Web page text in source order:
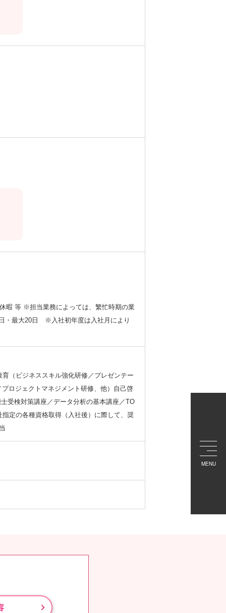
MENU
暇 等 ※担当業務によっては、繁忙時期の業
・最大20日 ※入社初年度は入社月により
（ビジネススキル強化研修／プレゼンテー
ロジェクトマネジメント研修、他）自己啓
受検対策講座／データ分析の基本講座／TO
定の各種資格取得（入社後）に際して、奨